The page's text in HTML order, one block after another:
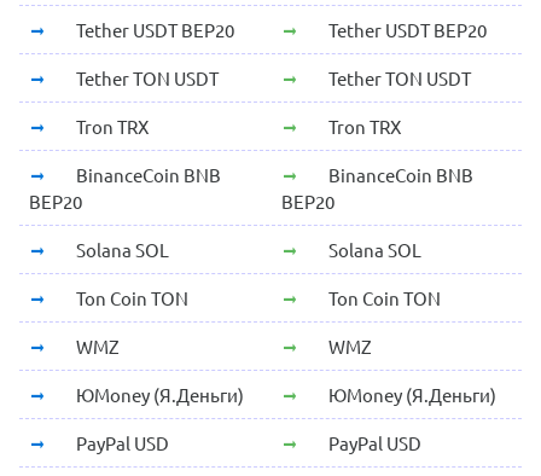
Tether USDT BEP20 Tether USDT BEP20
Tether TON USDT Tether TON USDT
Tron TRX Tron TRX
BinanceCoin BNB
BEP20
BinanceCoin BNB
BEP20
Solana SOL Solana SOL
Ton Coin TON Ton Coin TON
WMZ WMZ
ЮMoney (Я.Деньги) ЮMoney (Я.Деньги)
PayPal USD PayPal USD